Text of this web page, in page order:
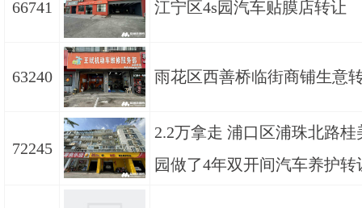
66741 江宁区4s园汽车贴膜店转让
63240 雨花区西善桥临街商铺生意
72245
2.2万拿走 浦口区浦珠北路桂
园做了4年双开间汽车养护转